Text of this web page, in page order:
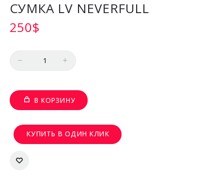
СУМКА LV NEVERFULL
250$
В КОРЗИНУ
КУПИТЬ В ОДИН КЛИК